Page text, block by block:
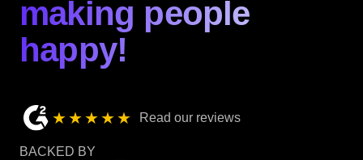
making people
happy!
★★★★★ Read our reviews
BACKED BY